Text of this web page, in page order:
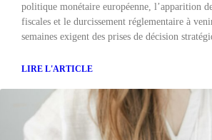
politique monétaire européenne, l’apparition
fiscales et le durcissement réglementaire à
semaines exigent des prises de décision
LIRE L'ARTICLE